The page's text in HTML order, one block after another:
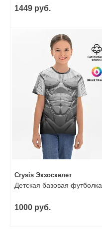
1449 руб.
Crysis Экзоскелет
Детская базовая футболка
1000 руб.